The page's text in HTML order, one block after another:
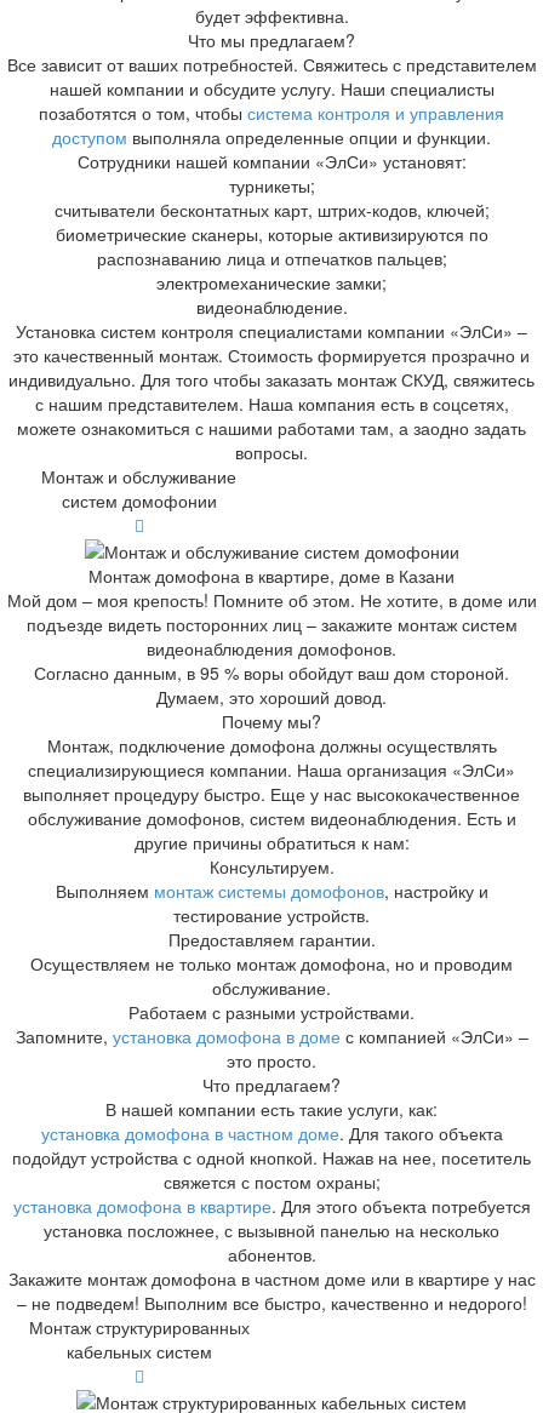
будет эффективна.
Что мы предлагаем?
Все зависит от ваших потребностей. Свяжитесь с представителем
нашей компании и обсудите услугу. Наши специалисты
позаботятся о том, чтобы система контроля и управления
доступом выполняла определенные опции и функции.
Сотрудники нашей компании «ЭлСи» установят:
турникеты;
считыватели бесконтатных карт, штрих-кодов, ключей;
биометрические сканеры, которые активизируются по
распознаванию лица и отпечатков пальцев;
электромеханические замки;
видеонаблюдение.
Установка систем контроля специалистами компании «ЭлСи» –
это качественный монтаж. Стоимость формируется прозрачно и
индивидуально. Для того чтобы заказать монтаж СКУД, свяжитесь
с нашим представителем. Наша компания есть в соцсетях,
можете ознакомиться с нашими работами там, а заодно задать
вопросы.
Монтаж и обслуживание
систем домофонии
Монтаж домофона в квартире, доме в Казани
Мой дом – моя крепость! Помните об этом. Не хотите, в доме или
подъезде видеть посторонних лиц – закажите монтаж систем
видеонаблюдения домофонов.
Согласно данным, в 95 % воры обойдут ваш дом стороной.
Думаем, это хороший довод.
Почему мы?
Монтаж, подключение домофона должны осуществлять
специализирующиеся компании. Наша организация «ЭлСи»
выполняет процедуру быстро. Еще у нас высококачественное
обслуживание домофонов, систем видеонаблюдения. Есть и
другие причины обратиться к нам:
Консультируем.
Выполняем монтаж системы домофонов, настройку и
тестирование устройств.
Предоставляем гарантии.
Осуществляем не только монтаж домофона, но и проводим
обслуживание.
Работаем с разными устройствами.
Запомните, установка домофона в доме с компанией «ЭлСи» –
это просто.
Что предлагаем?
В нашей компании есть такие услуги, как:
установка домофона в частном доме. Для такого объекта
подойдут устройства с одной кнопкой. Нажав на нее, посетитель
свяжется с постом охраны;
установка домофона в квартире. Для этого объекта потребуется
установка посложнее, с вызывной панелью на несколько
абонентов.
Закажите монтаж домофона в частном доме или в квартире у нас
– не подведем! Выполним все быстро, качественно и недорого!
Монтаж структурированных
кабельных систем